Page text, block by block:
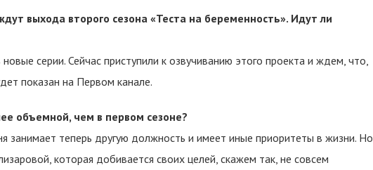
выхода второго сезона «Теста на беременность». Идут ли
серии. Сейчас приступили к озвучиванию этого проекта и ждем, что,
показан на Первом канале.
объемной, чем в первом сезоне?
занимает теперь другую должность и имеет иные приоритеты в жизни. Но
которая добивается своих целей, скажем так, не совсем